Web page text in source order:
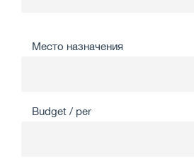
Место назначения
Budget / per